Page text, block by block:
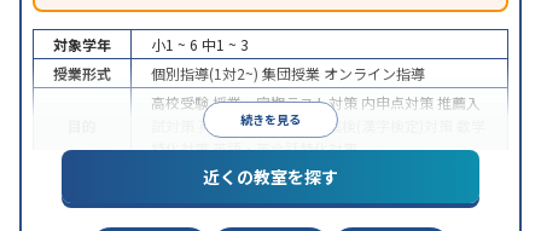
続きを見る
対象学年 小1 ~ 6 中1 ~ 3
授業形式
個別指導(1対2~) 集団授業 オンライン指導
高校受験授業・定期テスト対策 内申点対策推薦入
英検(英語検定)対策 漢検(漢字検定)対策
特化対策英語・英会話特化対策
オンライン対応
近くの教室を探す